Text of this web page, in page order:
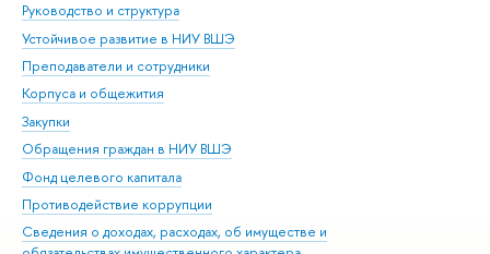
Руководство и структура
Устойчивое развитие в НИУ ВШЭ
Преподаватели и сотрудники
Корпуса и общежития
Закупки
Обращения граждан в НИУ ВШЭ
Фонд целевого капитала
Противодействие коррупции
Сведения о доходах, расходах, об имуществе и